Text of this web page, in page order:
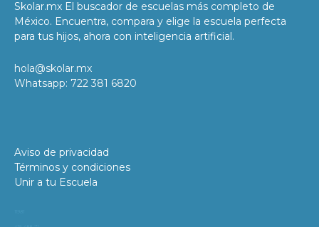
Skolar.mx El buscador de escuelas más completo de
México. Encuentra, compara y elige la escuela perfecta
para tus hijos, ahora con inteligencia artificial.
hola@skolar.mx
Whatsapp: 722 381 6820
Aviso de privacidad
Términos y condiciones
Unir a tu Escuela